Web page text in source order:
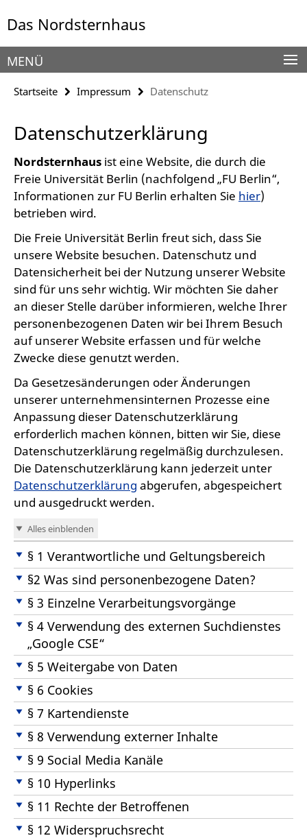
direkt
Inhalt
Das Nordsternhaus
Service-
Navigation
MENÜ
Startseite Impressum Datenschutz
Datenschutzerklärung
Nordsternhaus ist eine Website, die durch die
Freie Universität Berlin (nachfolgend „FU Berlin“,
Informationen zur FU Berlin erhalten Sie hier)
betrieben wird.
Die Freie Universität Berlin freut sich, dass Sie
unsere Website besuchen. Datenschutz und
Datensicherheit bei der Nutzung unserer Website
sind für uns sehr wichtig. Wir möchten Sie daher
an dieser Stelle darüber informieren, welche Ihrer
personenbezogenen Daten wir bei Ihrem Besuch
auf unserer Website erfassen und für welche
Zwecke diese genutzt werden.
Da Gesetzesänderungen oder Änderungen
unserer unternehmensinternen Prozesse eine
Anpassung dieser Datenschutzerklärung
erforderlich machen können, bitten wir Sie, diese
Datenschutzerklärung regelmäßig durchzulesen.
Die Datenschutzerklärung kann jederzeit unter
Datenschutzerklärung abgerufen, abgespeichert
und ausgedruckt werden.
Alles einblenden
§ 1 Verantwortliche und Geltungsbereich
§2 Was sind personenbezogene Daten?
§ 3 Einzelne Verarbeitungsvorgänge
§ 4 Verwendung des externen Suchdienstes
„Google CSE“
§ 5 Weitergabe von Daten
§ 6 Cookies
§ 7 Kartendienste
§ 8 Verwendung externer Inhalte
§ 9 Social Media Kanäle
§ 10 Hyperlinks
§ 11 Rechte der Betroffenen
§ 12 Widerspruchsrecht